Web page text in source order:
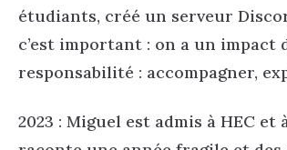
étudiants, créé un serveur
c’est important : on a un
responsabilité : accompagner,
2023 : Miguel est admis à HEC